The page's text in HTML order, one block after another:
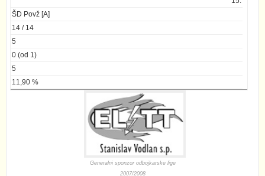
ŠD Povž [A]
14 / 14
5
0 (od 1)
5
11,90 %
Generalni sponzor odbojkarske lige
2007/2008